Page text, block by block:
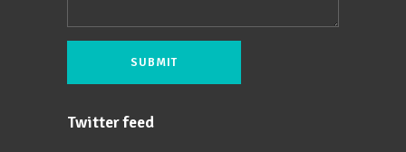
Twitter feed